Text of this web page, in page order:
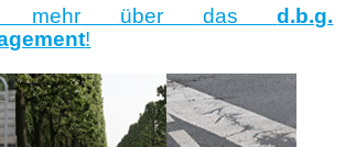
mehr über dasd.b.g.
!